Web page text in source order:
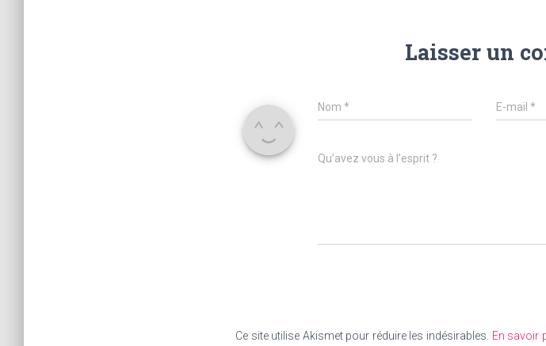
Laisser un
Nom * E-mail*
Qu’avez vous à l’esprit ?
Ce site utilise Akismet pour réduire les indésirables. En savoir